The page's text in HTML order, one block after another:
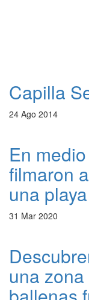
Capilla
24 Ago 2014
En
filmaron
una
31 Mar 2020
una